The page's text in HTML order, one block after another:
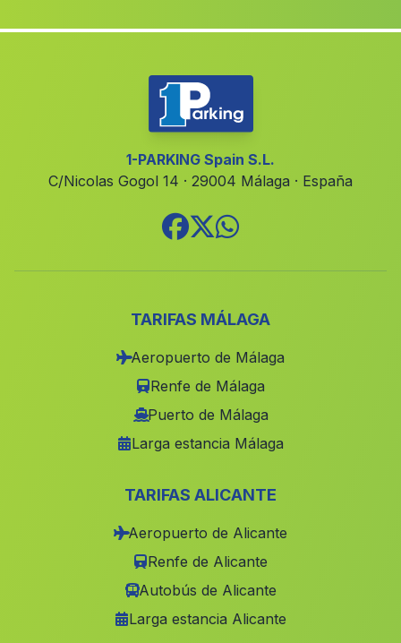
(Valencia)
(Alicante)
Canada(Alicante)
(Albacete)
(Valencia)
(Murcia)
Puebla de San Miguel(Valencia)
(Valencia)
Fuenterrobles(Valencia)
Riba roja de Túria(Valencia)
1-PARKING Spain S.L.
C/Nicolas Gogol 14 · 29004 Málaga · España
TARIFAS MÁLAGA
Aeropuerto de Málaga
Renfe de Málaga
Puerto de Málaga
Larga estancia Málaga
TARIFAS ALICANTE
Aeropuerto de Alicante
Renfe de Alicante
Autobús de Alicante
Larga estancia Alicante